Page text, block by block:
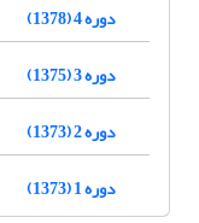
دوره 4 (1378)
دوره 3 (1375)
دوره 2 (1373)
دوره 1 (1373)